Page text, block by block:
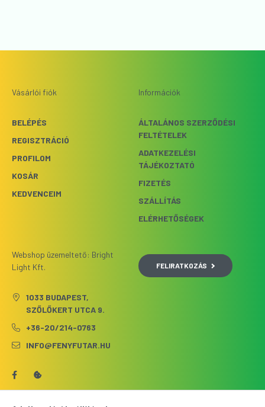
Vásárlói fiók
BELÉPÉS
REGISZTRÁCIÓ
PROFILOM
KOSÁR
KEDVENCEIM
Információk
ÁLTALÁNOS SZERZŐDÉSI
FELTÉTELEK
ADATKEZELÉSI
TÁJÉKOZTATÓ
FIZETÉS
SZÁLLÍTÁS
ELÉRHETŐSÉGEK
Webshop üzemeltető: Bright
Light Kft.
1033 BUDAPEST,
SZŐLŐKERT UTCA 9.
+36-20/214-0763
INFO@FENYFUTAR.HU
FELIRATKOZÁS